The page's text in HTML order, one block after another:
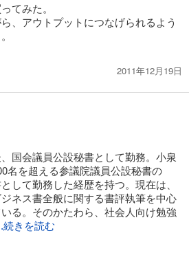
てみた。
、アウトプットにつなげられるよう
2011年12月19日
国会議員公設秘書として勤務。小泉
名を超える参議院議員公設秘書の
して勤務した経歴を持つ。現在は、
ジネス書全般に関する書評執筆を中心
る。そのかたわら、社会人向け勉強
続きを読む